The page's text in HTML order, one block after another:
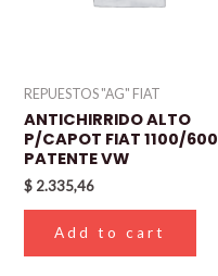
REPUESTOS "AG" FIAT
ANTICHIRRIDO ALTO
P/CAPOT FIAT 1100/600
PATENTE VW
$ 2.335,46
Add to cart